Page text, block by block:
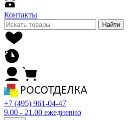
Контакты
Найти
+7 (495) 961-04-47
9.00 - 21.00 ежедневно